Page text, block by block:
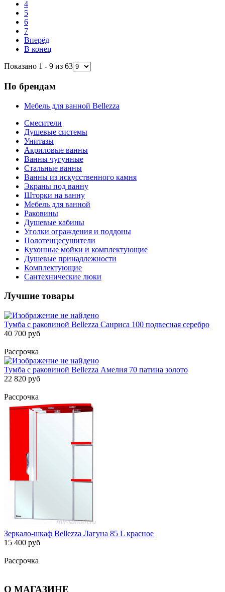
4
5
6
7
Вперёд
В конец
Показано 1 - 9 из 63
По брендам
Мебель для ванной Bellezza
Смесители
Душевые системы
Унитазы
Акриловые ванны
Ванны чугунные
Стальные ванны
Ванны из искусственного камня
Экраны под ванну
Шторки на ванну
Мебель для ванной
Раковины
Душевые кабины
Уголки ограждения и поддоны
Полотенцесушители
Кухонные мойки и комплектующие
Душевые принадлежности
Комплектующие
Сантехнические люки
Лучшие товары
Тумба с раковиной Bellezza Санриса 100 подвесная серебро
40 700 руб
Рассрочка
Тумба с раковиной Bellezza Амелия 70 патина золото
22 820 руб
Рассрочка
Зеркало-шкаф Bellezza Лагуна 85 L красное
15 400 руб
Рассрочка
О МАГАЗИНЕ